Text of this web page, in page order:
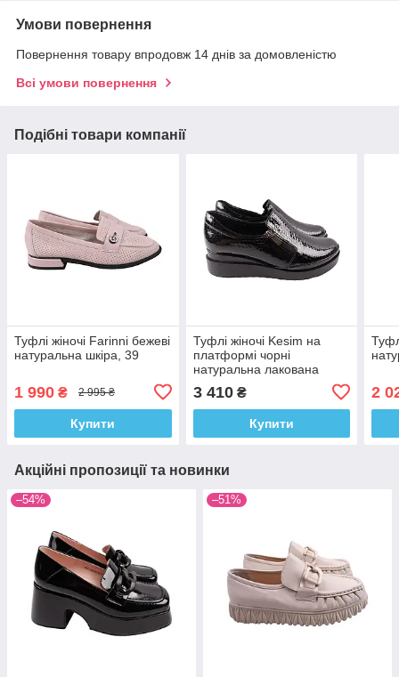
Умови повернення
Повернення товару впродовж 14 днів за домовленістю
Всі умови повернення
Подібні товари компанії
Туфлі жіночі Farinni бежеві
натуральна шкіра, 39
1 990 ₴ 2 995 ₴
Купити
Туфлі жіночі Kesim на
платформі чорні
натуральна лакована
3 410₴
Купити
2
Акційні пропозиції та новинки
–54% –51%